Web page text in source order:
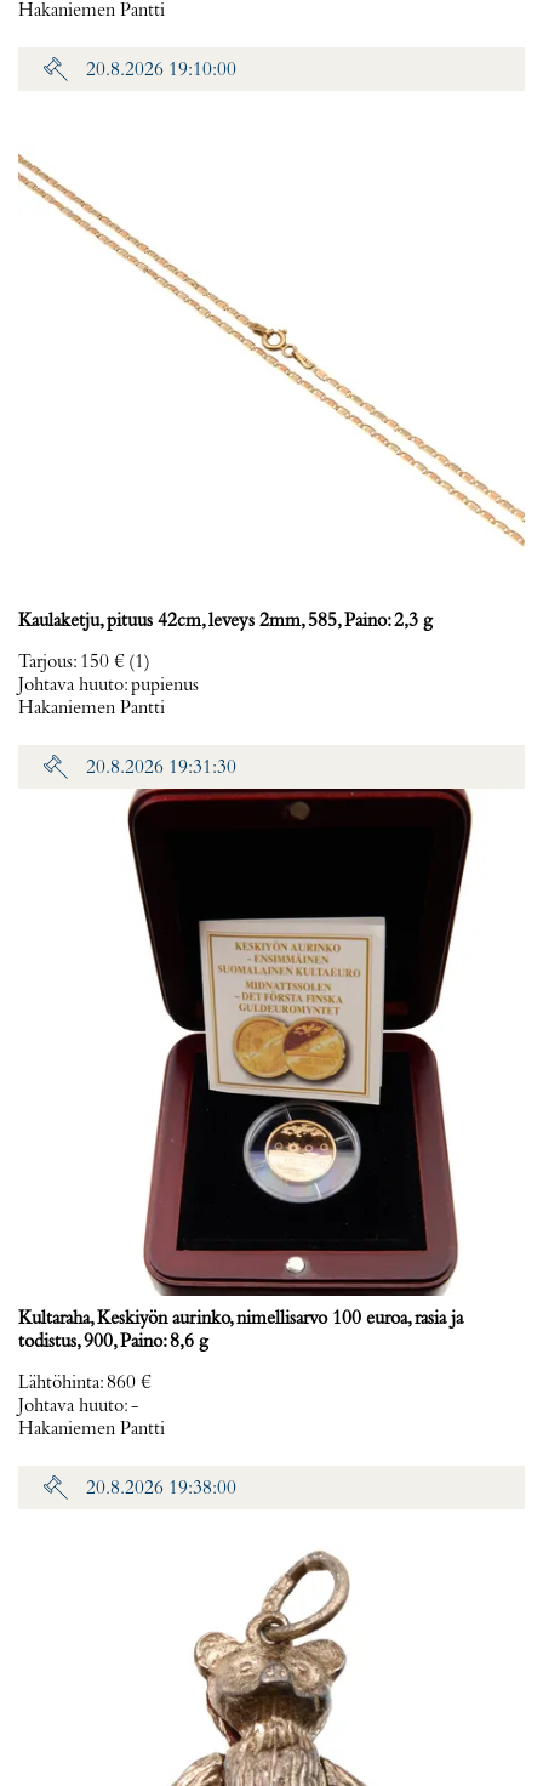
Hakaniemen Pantti
20.8.2026 19:10:00
Kaulaketju, pituus 42cm, leveys 2mm, 585, Paino: 2,3 g
Tarjous: 150 € (1)
Johtava huuto:pupienus
Hakaniemen Pantti
20.8.2026 19:31:30
Kultaraha, Keskiyön aurinko, nimellisarvo 100 euroa, rasia ja
todistus, 900, Paino: 8,6 g
Lähtöhinta:860 €
Johtava huuto:-
Hakaniemen Pantti
20.8.2026 19:38:00